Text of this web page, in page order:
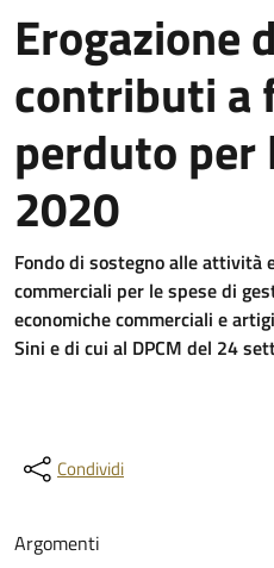
Erogazione
contributi a
perduto per
2020
Fondo di sostegno alle attività
commerciali per le spese di
economiche commerciali e
Sini e di cui al DPCM del 24
Condividi
Argomenti